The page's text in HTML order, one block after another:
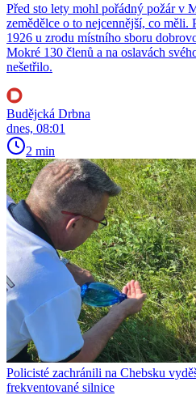
Před sto lety mohl pořádný požár v
zemědělce o to nejcennější, co měli.
1926 u zrodu místního sboru
Mokré 130 členů a na oslavách
nešetřilo.
Budějcká Drbna
dnes, 08:01
2 min
Policisté zachránili na Chebsku
frekventované silnice